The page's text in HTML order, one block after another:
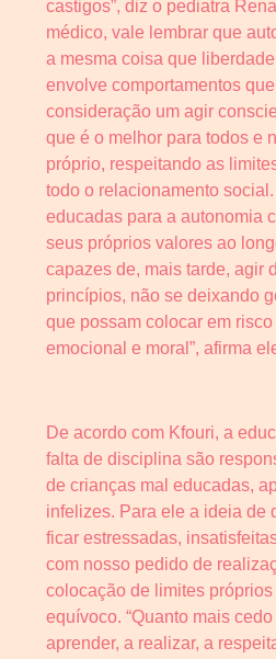
castigos”, diz o pediatra
médico, vale lembrar que
a mesma coisa que
envolve comportamentos
consideração um agir
que é o melhor para todos e
próprio, respeitando as
todo o relacionamento
educadas para a autonomia
seus próprios valores ao
capazes de, mais tarde, agir
princípios, não se deixando
que possam colocar em
emocional e moral”, afirma
De acordo com Kfouri, a
falta de disciplina são
de crianças mal educadas,
infelizes. Para ele a ideia de
ficar estressadas,
com nosso pedido de
colocação de limites
equívoco. “Quanto mais
aprender, a realizar, a